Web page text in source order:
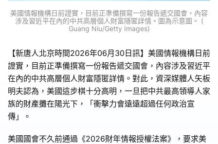
美國情報機構日前證實，目前正準備撰寫一份報告遞交國會，內容
涉及習近平在內的中共高層個人財富隱匿詳情。圖為示意圖。 (
Guang Niu/Getty Images)
【新唐人北京時間2026年06月30日訊】美國情報機構日前
證實，目前正準備撰寫一份報告遞交國會，內容涉及習近平
在內的中共高層個人財富隱匿詳情。對此，資深媒體人矢板
明夫認為，美國這步棋十分高明，一旦把中共最高領導人家
族的財產攤在陽光下，「衝擊力會遠遠超過任何政治宣
傳」。
美國國會不久前通過《2026財年情報授權法案》，要求美